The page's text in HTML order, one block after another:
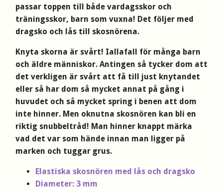
passar toppen till både vardagsskor och
träningsskor, barn som vuxna! Det följer med
dragsko och lås till skosnörena.
Knyta skorna är svårt! Iallafall för många barn
och äldre människor. Antingen så tycker dom att
det verkligen är svårt att få till just knytandet
eller så har dom så mycket annat på gång i
huvudet och så mycket spring i benen att dom
inte hinner. Men oknutna skosnören kan bli en
riktig snubbeltråd! Man hinner knappt märka
vad det var som hände innan man ligger på
marken och tuggar grus.
Elastiska skosnören med lås och dragsko
Diameter: 3 mm